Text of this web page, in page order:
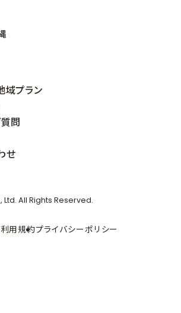
域プラン
問
せ
Ltd. All Rights Reserved.
利用規約プライバシーポリシー